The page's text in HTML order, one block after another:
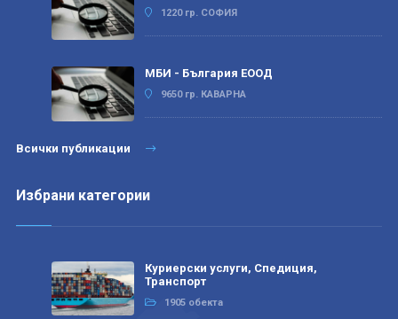
1220 гр. СОФИЯ
МБИ - България ЕООД
9650 гр. КАВАРНА
Всички публикации
Избрани категории
Куриерски услуги, Спедиция,
Транспорт
1905 обекта